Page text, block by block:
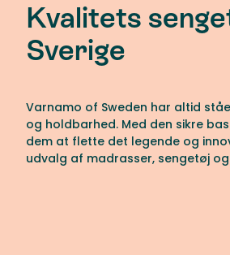
Kvalitets
Sverige
Varnamo of Sweden har altid
og holdbarhed. Med den sikre
dem at flette det legende og
udvalg af madrasser, sengetøj